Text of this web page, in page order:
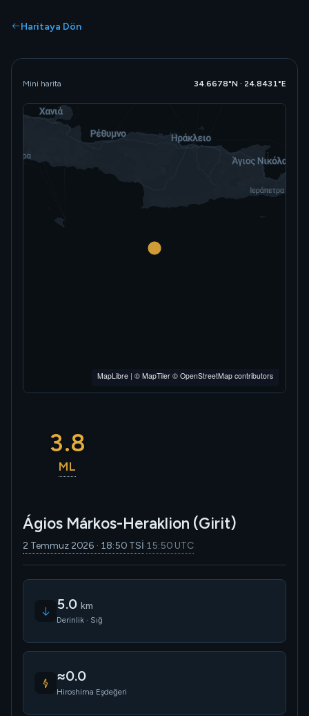
Haritaya Dön
3.8
ML
Ágios Márkos-Heraklion (Girit)
2 Temmuz 2026 · 18:50 TSİ·15:50 UTC
5.0 km
Derinlik · Sığ
≈0.0
Hiroshima Eşdeğeri
Mini harita 34.6678°N · 24.8431°E
MapLibre | © MapTiler © OpenStreetMap contributors